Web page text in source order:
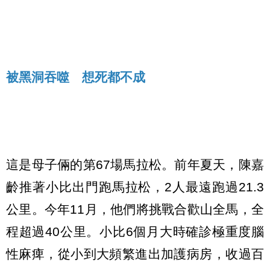
被黑洞吞噬 想死都不成
這是母子倆的第67場馬拉松。前年夏天，陳嘉
齡推著小比出門跑馬拉松，2人最遠跑過21.3
公里。今年11月，他們將挑戰合歡山全馬，全
程超過40公里。小比6個月大時確診極重度腦
性麻痺，從小到大頻繁進出加護病房，收過百